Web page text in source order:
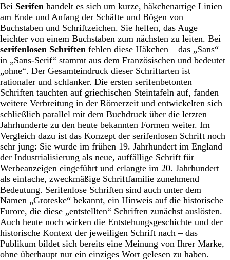
Bei Serifen handelt es sich um kurze, häkchenartige Linien
am Ende und Anfang der Schäfte und Bögen von
Buchstaben und Schriftzeichen. Sie helfen, das Auge
leichter von einem Buchstaben zum nächsten zu leiten. Bei
serifenlosen Schriften fehlen diese Häkchen – das „Sans“
in „Sans-Serif“ stammt aus dem Französischen und bedeutet
„ohne“. Der Gesamteindruck dieser Schriftarten ist
rationaler und schlanker. Die ersten serifenbetonten
Schriften tauchten auf griechischen Steintafeln auf, fanden
weitere Verbreitung in der Römerzeit und entwickelten sich
schließlich parallel mit dem Buchdruck über die letzten
Jahrhunderte zu den heute bekannten Formen weiter. Im
Vergleich dazu ist das Konzept der serifenlosen Schrift noch
sehr jung: Sie wurde im frühen 19. Jahrhundert im England
der Industrialisierung als neue, auffällige Schrift für
Werbeanzeigen eingeführt und erlangte im 20. Jahrhundert
als einfache, zweckmäßige Schriftfamilie zunehmend
Bedeutung. Serifenlose Schriften sind auch unter dem
Namen „Groteske“ bekannt, ein Hinweis auf die historische
Furore, die diese „entstellten“ Schriften zunächst auslösten.
Auch heute noch wirken die Entstehungsgeschichte und der
historische Kontext der jeweiligen Schrift nach – das
Publikum bildet sich bereits eine Meinung von Ihrer Marke,
ohne überhaupt nur ein einziges Wort gelesen zu haben.